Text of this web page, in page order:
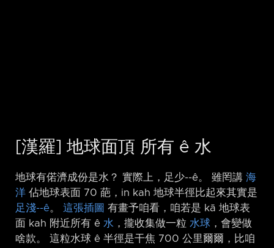
[漢羅] 地球面頂 所有 ê 水
地球有偌濟成份是水？ 實際上，足少-⁠-ê。 雖罔講 海
洋 佔地球表面 70 葩，in kah 地球半徑比起來其實是
足淺-⁠-ê。 這張插圖 有畫予咱看，咱若是 kā 地球表
面 kah 附近所有 ê 水 ，攏收集做一粒 水球 ，會變做
啥款。 這粒水球 ê 半徑是干焦 700 公里爾爾，比咱